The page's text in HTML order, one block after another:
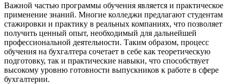
Важной частью программы обучения является и практическое
применение знаний. Многие колледжи предлагают студентам
стажировки и практику в реальных компаниях, что позволяет
получить ценный опыт, необходимый для дальнейшей
профессиональной деятельности. Таким образом, процесс
обучения на бухгалтера сочетает в себе как теоретическую
подготовку, так и практические навыки, что способствует
высокому уровню готовности выпускников к работе в сфере
бухгалтерии.